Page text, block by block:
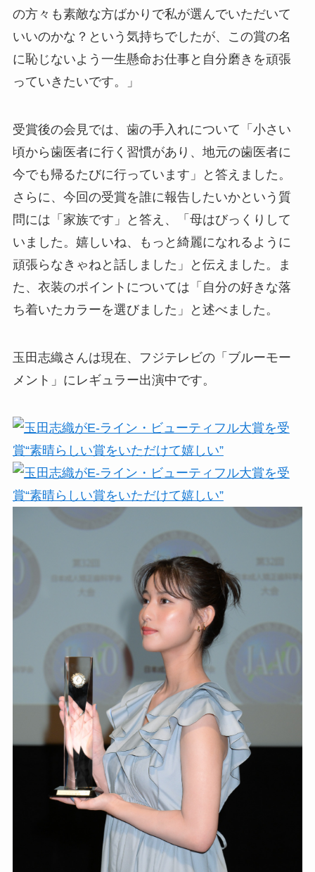
の方々も素敵な方ばかりで私が選んでいただいて
いいのかな？という気持ちでしたが、この賞の名
に恥じないよう一生懸命お仕事と自分磨きを頑張
っていきたいです。」
受賞後の会見では、歯の手入れについて「小さい
頃から歯医者に行く習慣があり、地元の歯医者に
今でも帰るたびに行っています」と答えました。
さらに、今回の受賞を誰に報告したいかという質
問には「家族です」と答え、「母はびっくりして
いました。嬉しいね、もっと綺麗になれるように
頑張らなきゃねと話しました」と伝えました。ま
た、衣装のポイントについては「自分の好きな落
ち着いたカラーを選びました」と述べました。
玉田志織さんは現在、フジテレビの「ブルーモー
メント」にレギュラー出演中です。